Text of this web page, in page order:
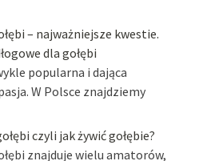
– najważniejsze kwestie.
dla gołębi
popularna i dająca
W Polsce znajdziemy
czyli jak żywić gołębie?
znajduje wielu amatorów,